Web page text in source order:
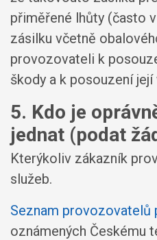
přiměřené lhůty (často
zásilku včetně
provozovateli k
škody a k posouzení její
5. Kdo je
jednat (podat
Kterýkoliv zákazník
služeb.
Seznam provozovatelů
oznámených Českému